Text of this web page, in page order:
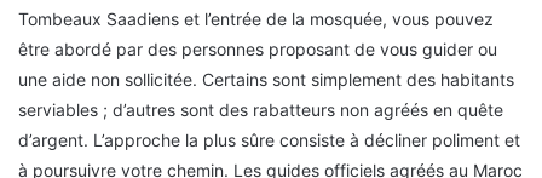
Tombeaux Saadiens et l’entrée de la mosquée, vous pouvez
être abordé par des personnes proposant de vous guider ou
une aide non sollicitée. Certains sont simplement des habitants
serviables ; d’autres sont des rabatteurs non agréés en quête
d’argent. L’approche la plus sûre consiste à décliner poliment et
à poursuivre votre chemin. Les guides officiels agréés au Maroc